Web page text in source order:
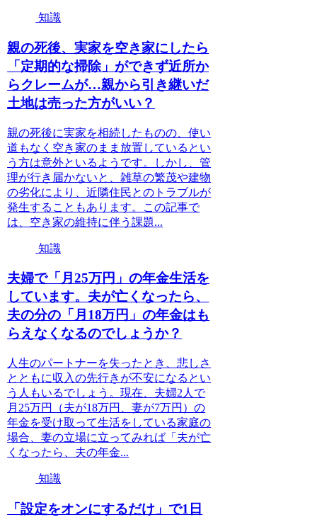
知識
親の死後、実家を空き家にしたら
「定期的な掃除」ができず近所か
らクレームが…親から引き継いだ
土地は売った方がいい？
親の死後に実家を相続したものの、使い
道もなく空き家のまま放置しているとい
う方は意外といるようです。しかし、管
理が行き届かないと、雑草の繁茂や建物
の劣化により、近隣住民とのトラブルが
発生することもあります。この記事で
は、空き家の維持に伴う課題...
知識
夫婦で「月25万円」の年金生活を
しています。夫が亡くなったら、
夫の分の「月18万円」の年金はも
らえなくなるのでしょうか？
人生のパートナーを失ったとき、悲しさ
とともに収入の先行きが不安になるとい
う人もいるでしょう。現在、夫婦2人で
月25万円（夫が18万円、妻が7万円）の
年金を受け取って生活をしている家庭の
場合、妻の立場に立ってみれば「夫が亡
くなったら、夫の年金...
知識
「設定をオンにするだけ」で1日